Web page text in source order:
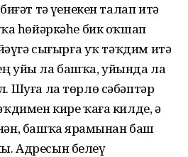
тә үҙенекен талап итә
һөйәркәһе бик оҡшап
сығырға уҡ тәҡдим итә
уйы ла башҡа, уйында ла
Шуға ла төрлө сәбәптәр
кире ҡаға килде, ә
башҡа ярҙамынан баш
Адресын белеү